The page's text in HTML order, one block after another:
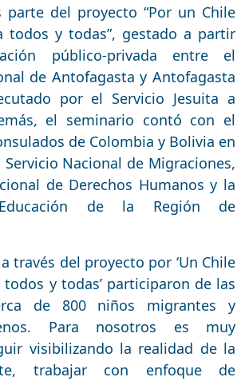
parte del proyecto “Por un Chile
todos y todas”, gestado a partir
público-privada entre el
de Antofagasta y Antofagasta
por el Servicio Jesuita a
el seminario contó con el
de Colombia y Bolivia en
Nacional de Migraciones,
de Derechos Humanos y la
de la Región de
través del proyecto por ‘Un Chile
y todas’ participaron de las
de 800 niños migrantes y
Para nosotros es muy
visibilizando la realidad de la
trabajar con enfoque de